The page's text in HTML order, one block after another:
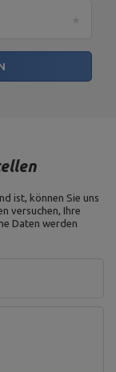
ist, können Sie uns
versuchen, Ihre
Daten werden